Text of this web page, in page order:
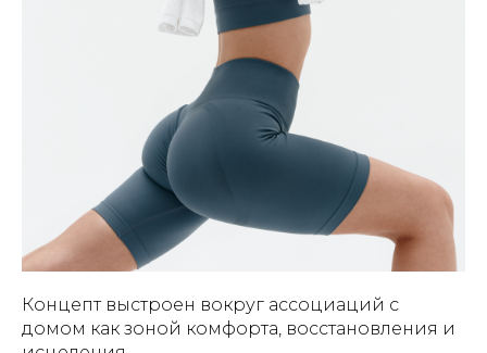
Концепт выстроен вокруг ассоциаций с
домом как зоной комфорта, восстановления и